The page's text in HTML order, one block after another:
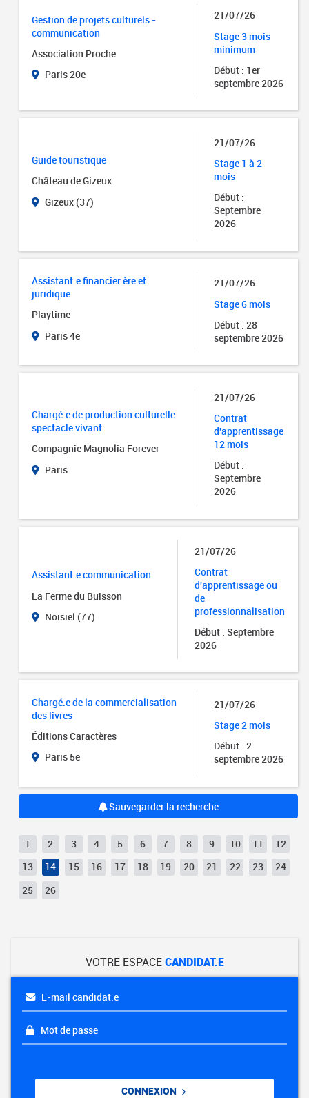
Gestion de projets culturels -
communication
Association Proche
Paris 20e
21/07/26
Stage 3 mois
minimum
Début : 1er
septembre 2026
Guide touristique
Château de Gizeux
Gizeux (37)
21/07/26
Stage 1 à 2
mois
Début :
Septembre
2026
Assistant.e financier.ère et
juridique
Playtime
Paris 4e
21/07/26
Stage 6 mois
Début : 28
septembre 2026
Chargé.e de production culturelle
spectacle vivant
Compagnie Magnolia Forever
Paris
21/07/26
Contrat
d'apprentissage
12 mois
Début :
Septembre
2026
Assistant.e communication
La Ferme du Buisson
Noisiel (77)
21/07/26
Contrat
d'apprentissage ou
de
professionnalisation
Début : Septembre
2026
Chargé.e de la commercialisation
des livres
Éditions Caractères
Paris 5e
21/07/26
Stage 2 mois
Début : 2
septembre 2026
Sauvegarder la recherche
1 2 3 4 5 6 7 8 9 10 11
12
13
14 15 16 17 18 19 20 21 22 23
24
25
26
VOTRE ESPACECANDIDAT.E
E-mail candidat.e
Mot de passe
CONNEXION